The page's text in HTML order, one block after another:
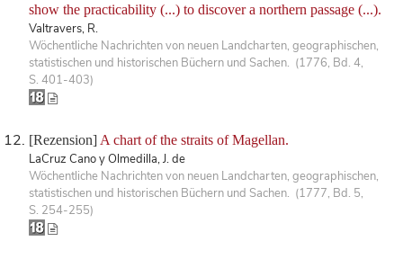
show the practicability (...) to discover a northern passage (...).
Valtravers, R.
Wöchentliche Nachrichten von neuen Landcharten, geographischen,
statistischen und historischen Büchern und Sachen. (1776, Bd. 4,
S. 401-403)
[Rezension] A chart of the straits of Magellan.
LaCruz Cano y Olmedilla, J. de
Wöchentliche Nachrichten von neuen Landcharten, geographischen,
statistischen und historischen Büchern und Sachen. (1777, Bd. 5,
S. 254-255)